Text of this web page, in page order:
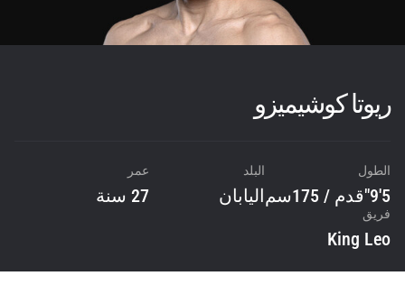
ريوتا كوشيميزو
الطول
5'9"قدم / 175سم
البلد
اليابان
عمر
27 سنة
فريق
King Leo